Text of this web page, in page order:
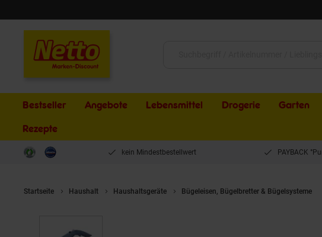
Bestseller Angebote Lebensmittel Drogerie Garten
Rezepte
kein Mindestbestellwert PAYBACK
Startseite Haushalt Haushaltsgeräte Bügeleisen, Bügelbretter & Bügelsysteme